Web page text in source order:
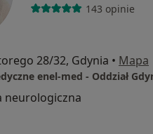
143 opinie
28/32, Gdynia • Mapa
neurologiczna